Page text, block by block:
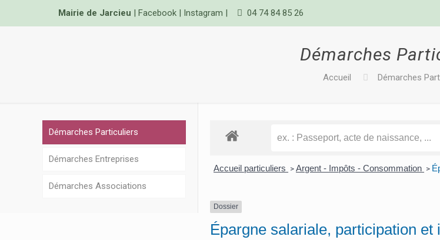
Mairie de Jarcieu | Facebook| Instagram | 04 74 84 85 26
Démarches
Accueil Démarches
Accueil particuliers > Argent - Impôts - Consommation >
Dossier
Épargne salariale, participation et
Démarches Particuliers
Démarches Entreprises
Démarches Associations